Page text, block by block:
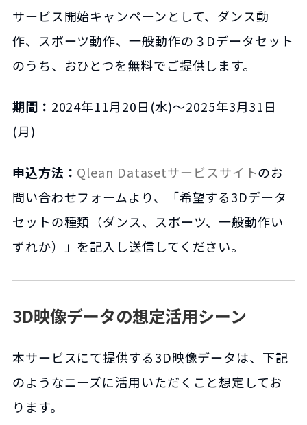
サービス開始キャンペーンとして、ダンス動
作、スポーツ動作、一般動作の３Dデータセット
のうち、おひとつを無料でご提供します。
期間： 2024年11月20日(水)～2025年3月31日
(月)
申込方法： Qlean Datasetサービスサイトのお
問い合わせフォームより、「希望する3Dデータ
セットの種類（ダンス、スポーツ、一般動作い
ずれか）」を記入し送信してください。
3D映像データの想定活用シーン
本サービスにて提供する3D映像データは、下記
のようなニーズに活用いただくこと想定してお
ります。